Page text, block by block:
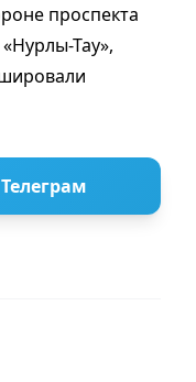
проспекта
Тау»,